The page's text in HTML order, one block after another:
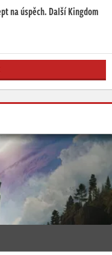
na úspěch. Další Kingdom